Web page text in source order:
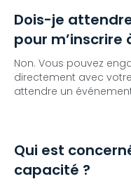
Dois-je
pour m’inscrire
Non. Vous pouvez
directement avec
attendre un
Qui est
capacité ?